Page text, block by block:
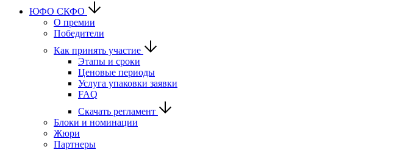
ЮФО СКФО
О премии
Победители
Как принять участие
Этапы и сроки
Ценовые периоды
Услуга упаковки заявки
FAQ
Скачать регламент
Блоки и номинации
Жюри
Партнеры